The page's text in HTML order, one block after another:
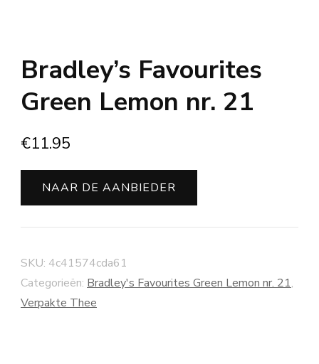
Bradley’s Favourites
Green Lemon nr. 21
€11.95
NAAR DE AANBIEDER
SKU: 4c41574cda61
Categorieën: Bradley's Favourites Green Lemon nr. 21,
Verpakte Thee